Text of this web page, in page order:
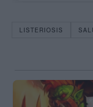
LISTERIOSIS